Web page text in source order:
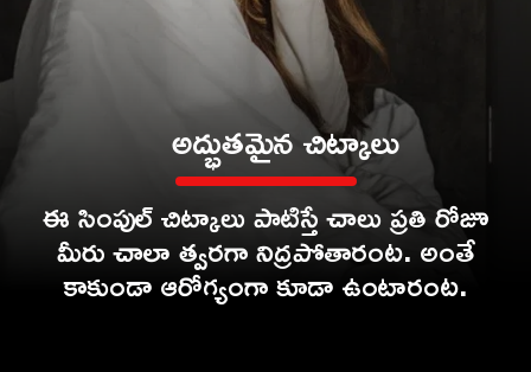
ఈ సింపుల్ చిట్కాలు పాటిస్తే చాలు ప్రతి రోజూ
మీరు చాలా త్వరగా నిద్రపోతారంట. అంతే
కాకుండా ఆరోగ్యంగా కూడా ఉంటారం
అద్భుతమైన చిట్కాలు